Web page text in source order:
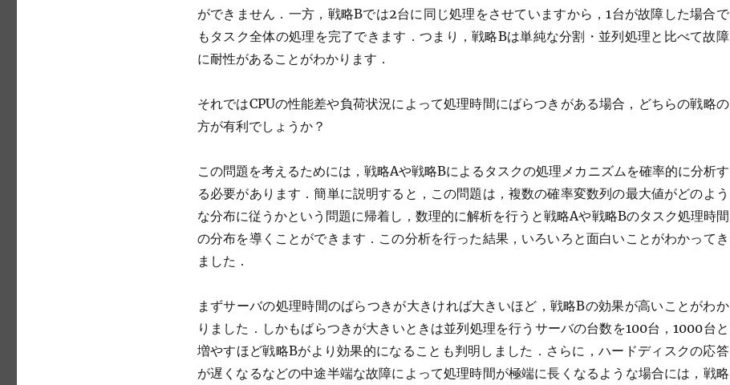
ができません．一方，戦略Bでは2台に同じ処理をさせていますから，1台が故障した場合で
もタスク全体の処理を完了できます．つまり，戦略Bは単純な分割・並列処理と比べて故障
に耐性があることがわかります．
それではCPUの性能差や負荷状況によって処理時間にばらつきがある場合，どちらの戦略の
方が有利でしょうか？
この問題を考えるためには，戦略Aや戦略Bによるタスクの処理メカニズムを確率的に分析す
る必要があります．簡単に説明すると，この問題は，複数の確率変数列の最大値がどのよう
な分布に従うかという問題に帰着し，数理的に解析を行うと戦略Aや戦略Bのタスク処理時間
の分布を導くことができます．この分析を行った結果，いろいろと面白いことがわかってき
ました．
まずサーバの処理時間のばらつきが大きければ大きいほど，戦略Bの効果が高いことがわか
りました．しかもばらつきが大きいときは並列処理を行うサーバの台数を100台，1000台と
増やすほど戦略Bがより効果的になることも判明しました．さらに，ハードディスクの応答
が遅くなるなどの中途半端な故障によって処理時間が極端に長くなるような場合には，戦略